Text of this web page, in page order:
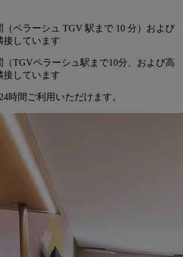
（ペラーシュ TGV 駅まで 10 分）および
接しています
（TGVペラーシュ駅まで10分、および高
接しています
時間ご利用いただけます。